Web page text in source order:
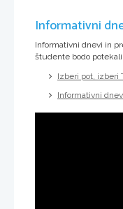
Informativni
Informativni dnevi in
študente bodo potekali:
Izberi pot, izberi
Informativni